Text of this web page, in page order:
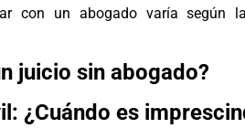
con un abogado varía según
juicio sin abogado?
¿Cuándo es